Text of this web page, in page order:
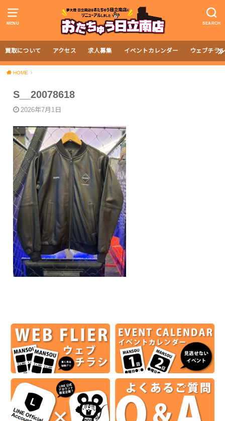
MENU SEARCH
買取について アクセス 求人募集 イベントカレンダー ウェブチラ
HOME
S__20078618
2026年7月1日